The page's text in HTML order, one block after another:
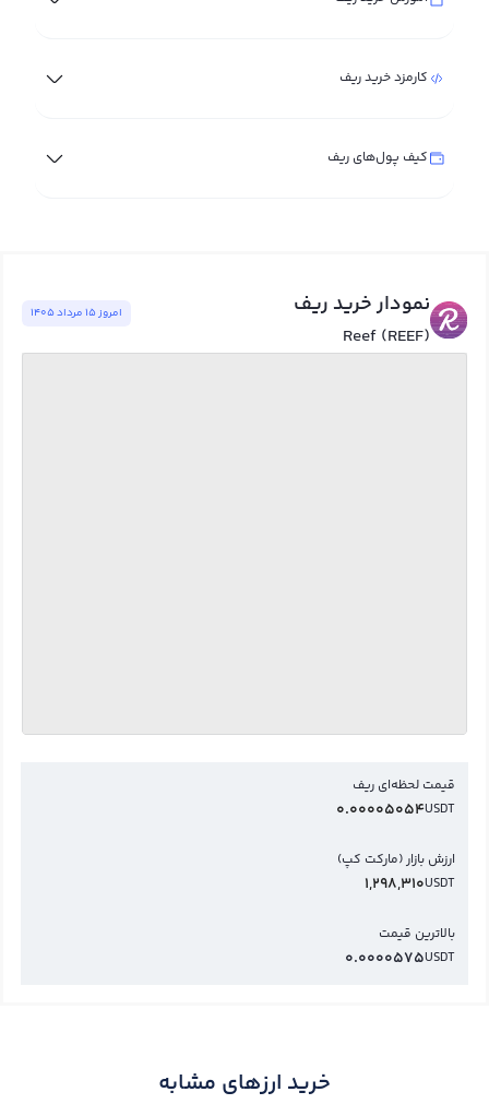
کارمزد خرید ریف
کیف پول‌های ریف
نمودار خرید ریف
Reef (REEF)
امروز ١٥ مرداد ١٤٠٥
قیمت لحظه‌ای ریف
USDT
0.00005054
ارزش بازار (مارکت کپ)
USDT
1,298,310
بالاترین قیمت
USDT
0.0000575
خرید ارزهای مشابه